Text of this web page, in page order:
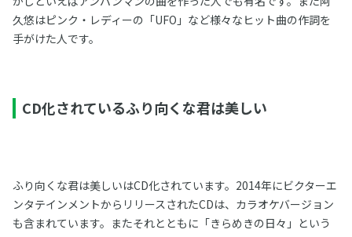
久悠はピンク・レディーの「UFO」など様々なヒット曲の作詞を
手がけた人です。
CD化されているふり向くな君は美しい
ふり向くな君は美しいはCD化されています。2014年にビクターエ
ンタテインメントからリリースされたCDは、カラオケバージョン
も含まれています。またそれとともに「きらめきの日々」という